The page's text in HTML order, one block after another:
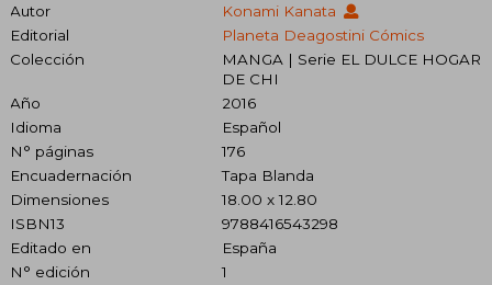
Autor
Konami Kanata
Editorial
Planeta Deagostini Cómics
Colección
MANGA | Serie EL DULCE HOGAR
DE CHI
Año
2016
Idioma
Español
N° páginas
176
Encuadernación
Tapa Blanda
Dimensiones
18.00 x 12.80
ISBN13
9788416543298
Editado en
España
N° edición
1